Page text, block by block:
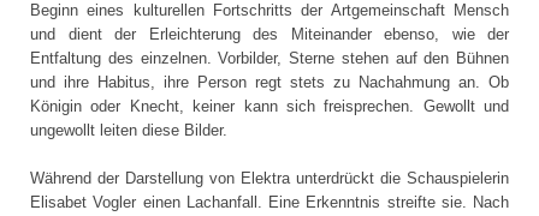
Beginn eines kulturellen Fortschritts der Artgemeinschaft Mensch
und dient der Erleichterung des Miteinander ebenso, wie der
Entfaltung des einzelnen. Vorbilder, Sterne stehen auf den Bühnen
und ihre Habitus, ihre Person regt stets zu Nachahmung an. Ob
Königin oder Knecht, keiner kann sich freisprechen. Gewollt und
ungewollt leiten diese Bilder.
Während der Darstellung von Elektra unterdrückt die Schauspielerin
Elisabet Vogler einen Lachanfall. Eine Erkenntnis streifte sie. Nach